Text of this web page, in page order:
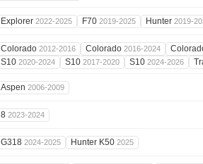
Explorer 2022-2025 F70 2019-2025 Hunter 2019-
Colorado 2012-2016 Colorado 2016-2024
S10 2020-2024 S10 2017-2020 S10 2024-2026
Aspen 2006-2009
8 2023-2024
G318 2024-2025 Hunter K50 2025